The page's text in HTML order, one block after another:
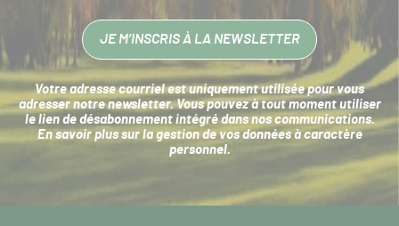
JE M’INSCRIS À LA NEWSLETTER
Votre adresse courriel est uniquement utilisée pour vous
adresser notre newsletter. Vous pouvez à tout moment utiliser
le lien de désabonnement intégré dans nos communications.
En savoir plus sur la gestion de vos données à caractère
personnel.